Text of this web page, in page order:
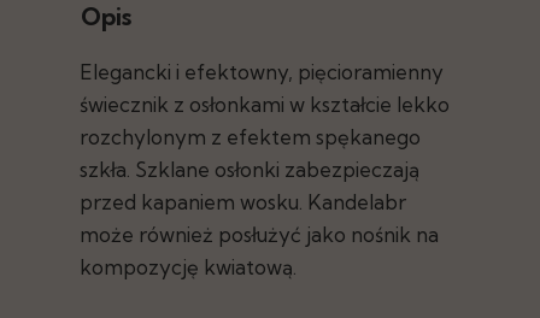
Opis
Elegancki i efektowny, pięcioramienny
świecznik z osłonkami w kształcie lekko
rozchylonym z efektem spękanego
szkła. Szklane osłonki zabezpieczają
przed kapaniem wosku. Kandelabr
może również posłużyć jako nośnik na
kompozycję kwiatową.